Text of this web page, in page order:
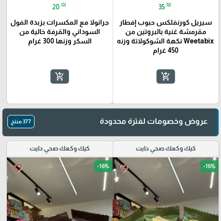
35 ₪
سيريل كورنفلكس حبوب إفطار
مقرمشة غنية بالبروتين من
Weetabix نكهة الشوكولاتة وزنه
450 غرام
add_shopping_cart
20 ₪
جرانولا مع المكسرات بزبدة الفول
السوداني والقرفة خالية من
السكر وزنها 300 غرام
add_shopping_cart
عروض وخصومات لفترة محدودة 377 منتج
كيك وكعك صحي دايت
favorite_border -16%
كيك وكعك صحي دايت
favorite_border -16%